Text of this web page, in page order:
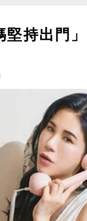
堅持出門